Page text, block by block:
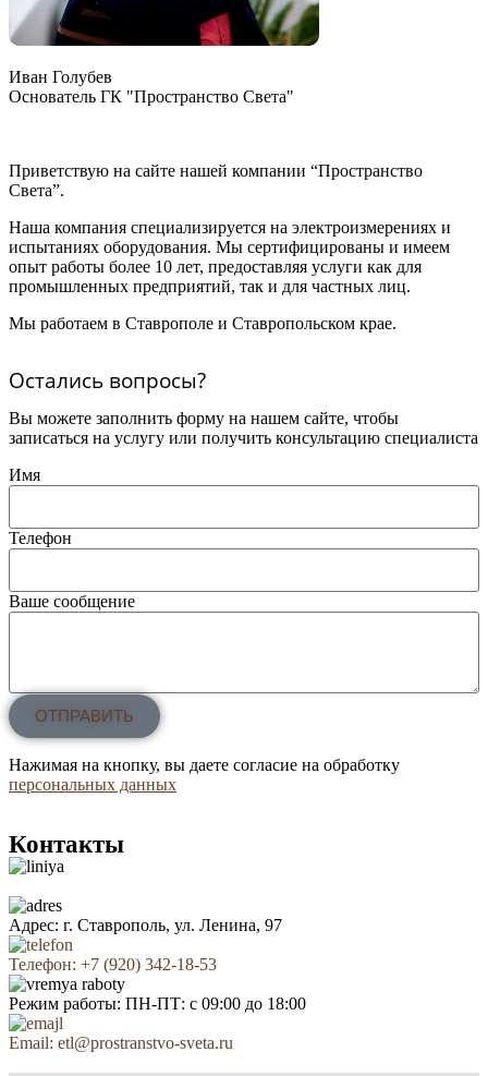
Иван Голубев
Основатель ГК "Пространство Света"
Приветствую на сайте нашей компании “Пространство
Света”.
Наша компания специализируется на электроизмерениях и
испытаниях оборудования. Мы сертифицированы и имеем
опыт работы более 10 лет, предоставляя услуги как для
промышленных предприятий, так и для частных лиц.
Мы работаем в Ставрополе и Ставропольском крае.
Остались вопросы?
Вы можете заполнить форму на нашем сайте, чтобы
записаться на услугу или получить консультацию специалиста
Имя
Телефон
Ваше сообщение
ОТПРАВИТЬ
Нажимая на кнопку, вы даете согласие на обработку
персональных данных
Контакты
Адрес: г. Ставрополь, ул. Ленина, 97
Телефон: +7 (920) 342-18-53
Режим работы: ПН-ПТ: с 09:00 до 18:00
Email: etl@prostranstvo-sveta.ru